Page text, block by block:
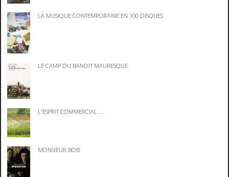
LA MUSIQUE CONTEMPORAINE EN 100 DISQUES
LE CAMP DU BANDIT MAURESQUE
L'ESPRIT COMMERCIAL ...
MONSIEUR BOB